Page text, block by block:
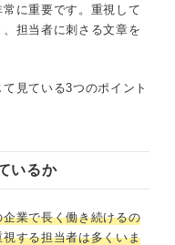
に重要です。重視して
担当者に刺さる文章を
見ている3つのポイント
いるか
業で長く働き続けるの
する担当者は多くいま